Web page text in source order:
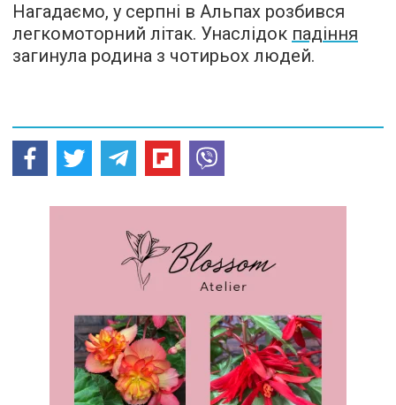
Нагадаємо, у серпні в Альпах розбився
легкомоторний літак. Унаслідок падіння
загинула родина з чотирьох людей.